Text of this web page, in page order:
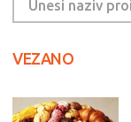
VEZANO